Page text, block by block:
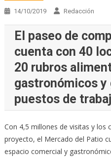
14/10/2019 Redacción
El paseo de
cuenta con 40
20 rubros
gastronómicos y
puestos de
Con 4,5 millones de visitas y los
proyecto, el Mercado del Patio
espacio comercial y